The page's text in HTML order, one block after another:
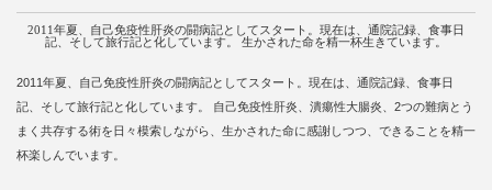
2011年夏、自己免疫性肝炎の闘病記としてスタート。現在は、通院記録、食事日
記、そして旅行記と化しています。 生かされた命を精一杯生きています。
2011年夏、自己免疫性肝炎の闘病記としてスタート。現在は、通院記録、食事日
記、そして旅行記と化しています。 自己免疫性肝炎、潰瘍性大腸炎、2つの難病とう
まく共存する術を日々模索しながら、生かされた命に感謝しつつ、できることを精一
杯楽しんでいます。